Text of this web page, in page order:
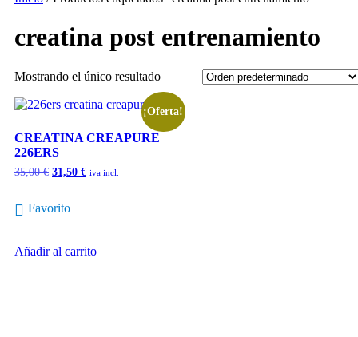
creatina post entrenamiento
Mostrando el único resultado
¡Oferta!
CREATINA CREAPURE
226ERS
35,00€ 31,50 € iva incl.
Favorito
Añadir al carrito